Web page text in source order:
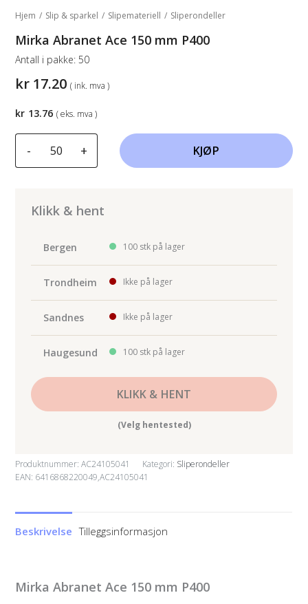
Hjem / Slip & sparkel / Slipemateriell / Sliperondeller
Mirka Abranet Ace 150 mm P400
kr 17.20 ( ink. mva )
Antall i pakke:50
-
Abranet
mm
+ KJØP
Klikk & hent
Bergen 100 stk på lager
Trondheim Ikke på lager
Sandnes Ikke på lager
Haugesund 100 stk på lager
KLIKK & HENT
(Velg hentested)
Produktnummer:AC24105041 Kategori: Sliperondeller
EAN: 6416868220049,AC24105041
kr 13.76 ( eks. mva )
Beskrivelse Tilleggsinformasjon
Mirka Abranet Ace 150 mm P400